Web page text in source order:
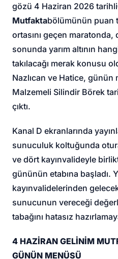
gözü 4 Haziran 2026 tarihli
Mutfaktabölümünün puan
ortasını geçen
sonunda yarım altının
takılacağı merak konusu
Nazlıcan ve Hatice, günün
Malzemeli Silindir Börek
çıktı.
Kanal D ekranlarında
sunuculuk koltuğunda
ve dört kayınvalideyle
gününün etabına başladı.
kayınvalidelerinden
sunucunun vereceği
tabağını hatasız
4 HAZİRAN GELİNİM
GÜNÜN MENÜSÜ